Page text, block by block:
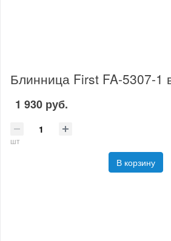
Блинница First FA-5307-1
1 930 руб.
шт
В корзину